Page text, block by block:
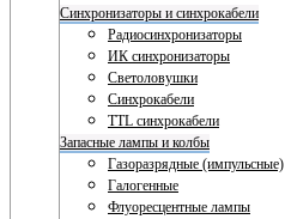
Синхронизаторы и синхрокабели
Радиосинхронизаторы
ИК синхронизаторы
Светоловушки
Синхрокабели
TTL синхрокабели
Запасные лампы и колбы
Газоразрядные (импульсные)
Галогенные
Флуоресцентные лампы